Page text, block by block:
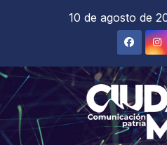
10 de agosto de